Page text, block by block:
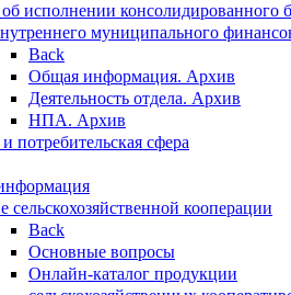
исполнении консолидированного
муниципального
Back
Общая информация. Архив
Деятельность отдела. Архив
НПА. Архив
потребительская сфера
сельскохозяйственной кооперации
Back
Основные вопросы
Онлайн-каталог продукции